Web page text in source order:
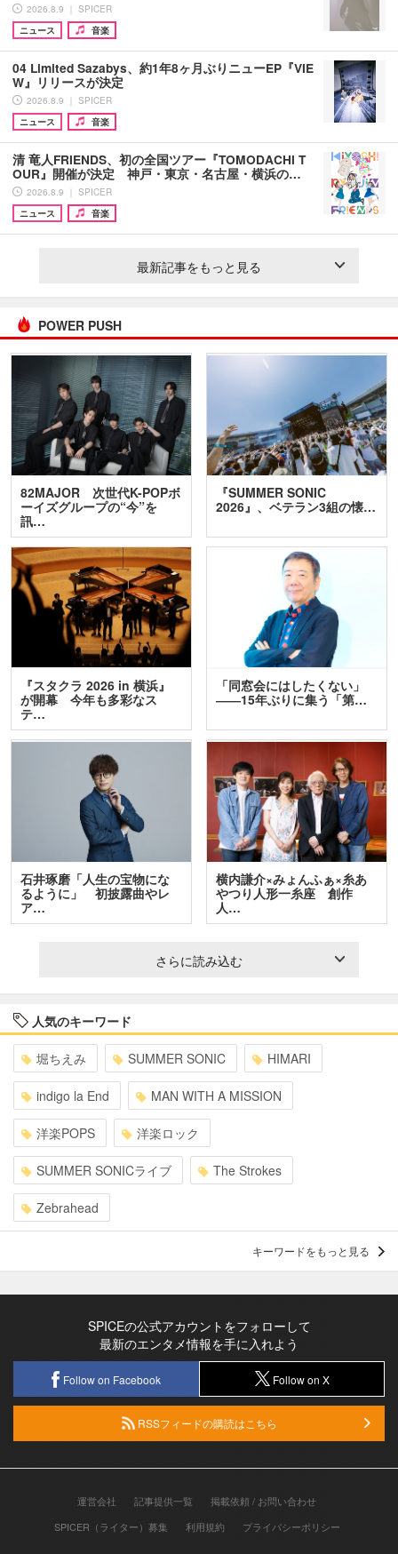
2026.8.9 ｜ SPICER
ニュース
音楽
04 Limited Sazabys、約1年8ヶ月ぶりニューEP『VIE
W』リリースが決定
2026.8.9 ｜ SPICER
ニュース
音楽
清 竜人FRIENDS、初の全国ツアー『TOMODACHI T
OUR』開催が決定 神戸・東京・名古屋・横浜の…
2026.8.9 ｜ SPICER
ニュース
音楽
最新記事をもっと見る
POWER PUSH
82MAJOR 次世代K-POPボ
ーイズグループの“今”を
訊…
『SUMMER SONIC
2026』、ベテラン3組の懐…
『スタクラ 2026 in 横浜』
が開幕 今年も多彩なス
テ…
「同窓会にはしたくない」
――15年ぶりに集う「第…
石井琢磨「人生の宝物にな
るように」 初披露曲やレ
ア…
横内謙介×みょんふぁ×糸あ
やつり人形一糸座 創作
人…
さらに読み込む
人気のキーワード
堀ちえみ SUMMER SONIC HIMARI
indigo la End MAN WITH A MISSION
洋楽POPS 洋楽ロック
SUMMER SONICライブ The Strokes
Zebrahead
キーワードをもっと見る
SPICEの公式アカウントをフォローして
最新のエンタメ情報を手に入れよう
Follow on Facebook Follow on X
RSSフィードの購読はこちら
運営会社 記事提供一覧
掲載依頼 / お問い合わせ
SPICER（ライター）募集
利用規約 プライバシーポリシー